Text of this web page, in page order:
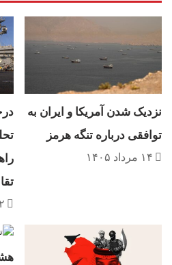
به متجاوزان نیز هست. /رأی
مذاکرات ایران و آمریکا
نزدیک شدن آمریکا و ایران به
توافقی درباره تنگه هرمز
۱۴ مرداد ۱۴۰۵
۱۲